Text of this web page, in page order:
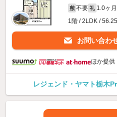
敷 不要 礼 1.0ヶ月
1階 / 2LDK /
お問い合わ
ほか提供
レジェンド・ヤマト栃木